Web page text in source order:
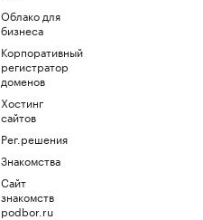
Облако для
бизнеса
Корпоративный
регистратор
доменов
Хостинг
сайтов
Рег.решения
Знакомства
Сайт
знакомств
podbor.ru